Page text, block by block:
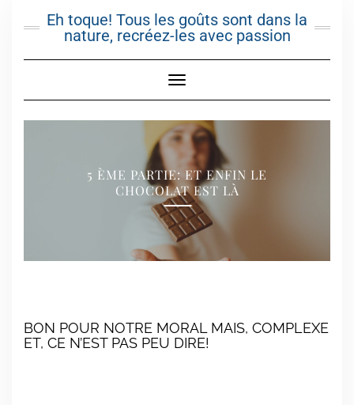
Eh toque! Tous les goûts sont dans la
nature, recréez-les avec passion
Toggle Navigation
5 ÈME PARTIE: ET ENFIN LE
CHOCOLAT EST LÀ
BON POUR NOTRE MORAL MAIS, COMPLEXE
ET, CE N’EST PAS PEU DIRE!